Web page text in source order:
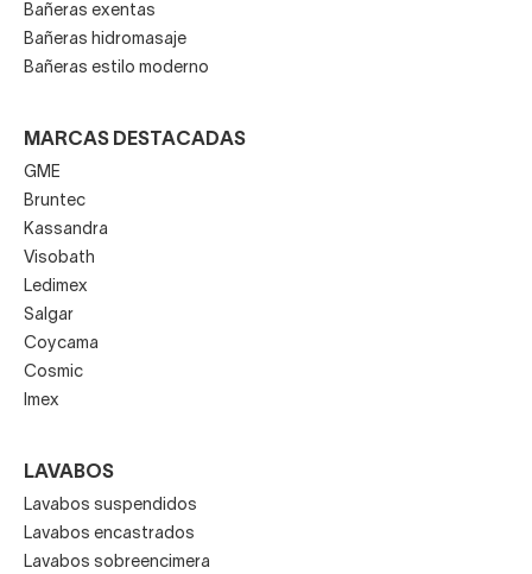
Bañeras exentas
Bañeras hidromasaje
Bañeras estilo moderno
MARCAS DESTACADAS
GME
Bruntec
Kassandra
Visobath
Ledimex
Salgar
Coycama
Cosmic
Imex
LAVABOS
Lavabos suspendidos
Lavabos encastrados
Lavabos sobreencimera